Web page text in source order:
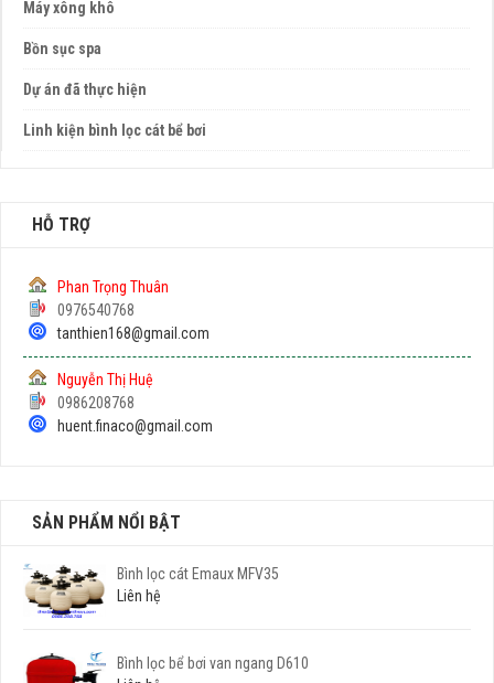
Máy xông khô
Bồn sục spa
Dự án đã thực hiện
Linh kiện bình lọc cát bể bơi
HỖ TRỢ
Phan Trọng Thuân
0976540768
tanthien168@gmail.com
Nguyễn Thị Huệ
0986208768
huent.finaco@gmail.com
SẢN PHẨM NỔI BẬT
Bình lọc cát Emaux MFV35
Liên hệ
Bình lọc bể bơi van ngang D610